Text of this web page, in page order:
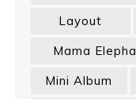
Layout
Mama
Mini Album